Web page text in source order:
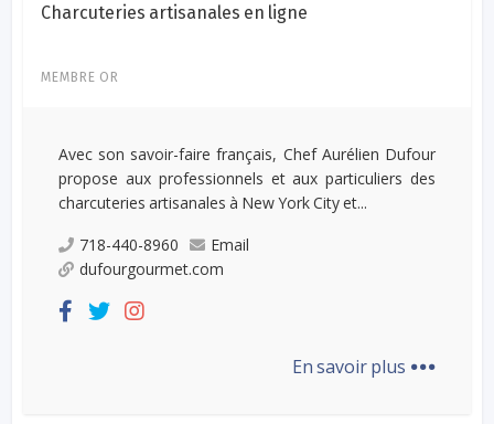
Charcuteries artisanales en ligne
MEMBRE OR
Avec son savoir-faire français, Chef Aurélien Dufour
propose aux professionnels et aux particuliers des
charcuteries artisanales à New York City et...
718-440-8960
Email
dufourgourmet.com
En savoir plus ...